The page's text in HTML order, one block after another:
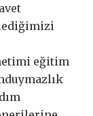
eğitim